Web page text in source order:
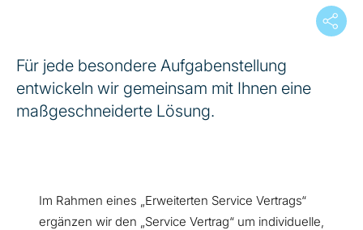
Für jede besondere Aufgabenstellung
entwickeln wir gemeinsam mit Ihnen eine
maßgeschneiderte Lösung.
Im Rahmen eines „Erweiterten Service Vertrags“
ergänzen wir den „Service Vertrag“ um individuelle,